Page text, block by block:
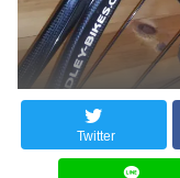
Twitter